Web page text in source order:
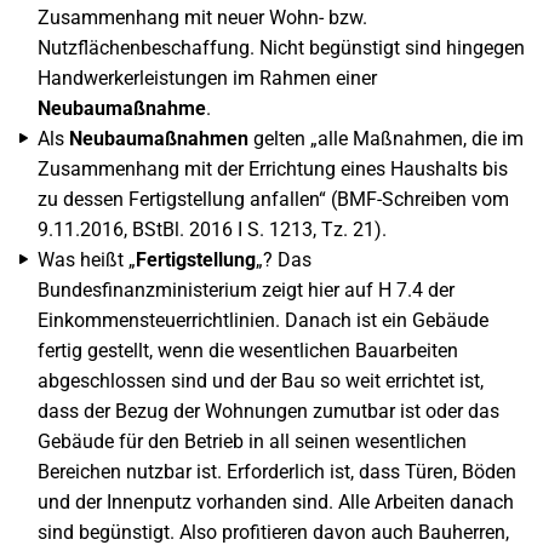
Zusammenhang mit neuer Wohn- bzw.
Nutzflächenbeschaffung. Nicht begünstigt sind hingegen
Handwerkerleistungen im Rahmen einer
Neubaumaßnahme.
Als Neubaumaßnahmen gelten „alle Maßnahmen, die im
Zusammenhang mit der Errichtung eines Haushalts bis
zu dessen Fertigstellung anfallen“ (BMF-Schreiben vom
9.11.2016, BStBl. 2016 I S. 1213, Tz. 21).
Was heißt „Fertigstellung„? Das
Bundesfinanzministerium zeigt hier auf H 7.4 der
Einkommensteuerrichtlinien. Danach ist ein Gebäude
fertig gestellt, wenn die wesentlichen Bauarbeiten
abgeschlossen sind und der Bau so weit errichtet ist,
dass der Bezug der Wohnungen zumutbar ist oder das
Gebäude für den Betrieb in all seinen wesentlichen
Bereichen nutzbar ist. Erforderlich ist, dass Türen, Böden
und der Innenputz vorhanden sind. Alle Arbeiten danach
sind begünstigt. Also profitieren davon auch Bauherren,